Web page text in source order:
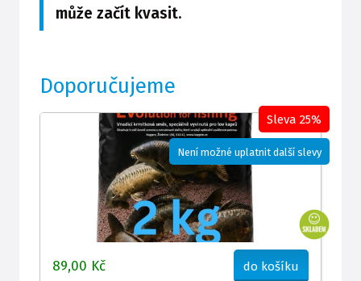
může začít kvasit.
Doporučujeme
89,00 Kč do košíku
Sleva 25%
Není možné uplatnit další slevy